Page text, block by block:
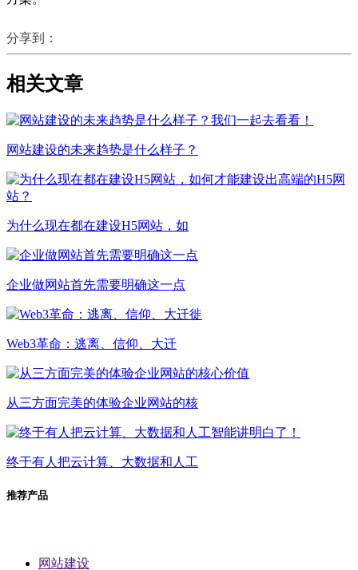
分享到：
相关文章
网站建设的未来趋势是什么样子？
为什么现在都在建设H5网站，如
企业做网站首先需要明确这一点
Web3革命：逃离、信仰、大迁
从三方面完美的体验企业网站的核
终于有人把云计算、大数据和人工
推荐产品
网站建设